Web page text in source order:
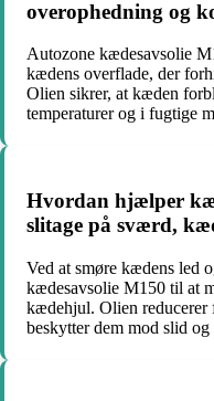
overophedning og
Autozone kædesavsolie
kædens overflade, der
Olien sikrer, at kæden
temperaturer og i fugtige
Hvordan hjælper
slitage på sværd,
Ved at smøre kædens led
kædesavsolie M150 til at
kædehjul. Olien reducerer
beskytter dem mod slid